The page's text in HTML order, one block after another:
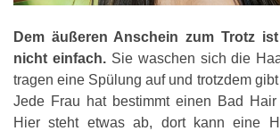
Dem äußeren Anschein zum Trotz
nicht einfach.Sie waschen sich die
tragen eine Spülung auf und trotzdem
Jede Frau hat bestimmt einen Bad
Hier steht etwas ab, dort kann eine